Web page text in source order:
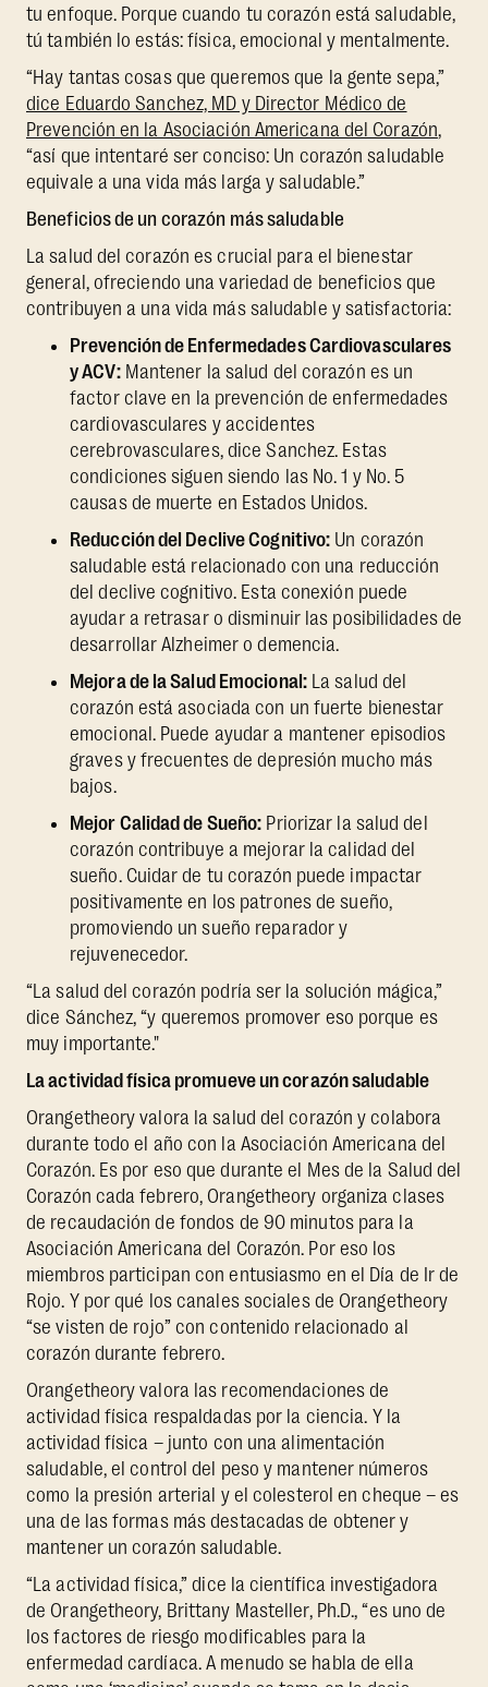
tu enfoque. Porque cuando tu corazón está saludable,
tú también lo estás: física, emocional y mentalmente.
“Hay tantas cosas que queremos que la gente sepa,”
dice Eduardo Sanchez, MD y Director Médico de
Prevención en la Asociación Americana del Corazón,
“así que intentaré ser conciso: Un corazón saludable
equivale a una vida más larga y saludable.”
Beneficios de un corazón más saludable
La salud del corazón es crucial para el bienestar
general, ofreciendo una variedad de beneficios que
contribuyen a una vida más saludable y satisfactoria:
Prevención de Enfermedades Cardiovasculares
y ACV:Mantener la salud del corazón es un
factor clave en la prevención de enfermedades
cardiovasculares y accidentes
cerebrovasculares, dice Sanchez. Estas
condiciones siguen siendo las No. 1 y No. 5
causas de muerte en Estados Unidos.
Reducción del Declive Cognitivo: Un corazón
saludable está relacionado con una reducción
del declive cognitivo. Esta conexión puede
ayudar a retrasar o disminuir las posibilidades de
desarrollar Alzheimer o demencia.
Mejora de la Salud Emocional:La salud del
corazón está asociada con un fuerte bienestar
emocional. Puede ayudar a mantener episodios
graves y frecuentes de depresión mucho más
bajos.
Mejor Calidad de Sueño: Priorizar la salud del
corazón contribuye a mejorar la calidad del
sueño. Cuidar de tu corazón puede impactar
positivamente en los patrones de sueño,
promoviendo un sueño reparador y
rejuvenecedor.
“La salud del corazón podría ser la solución mágica,”
dice Sánchez, “y queremos promover eso porque es
muy importante."
La actividad física promueve un corazón saludable
Orangetheory valora la salud del corazón y colabora
durante todo el año con la Asociación Americana del
Corazón. Es por eso que durante el Mes de la Salud del
Corazón cada febrero, Orangetheory organiza clases
de recaudación de fondos de 90 minutos para la
Asociación Americana del Corazón. Por eso los
miembros participan con entusiasmo en el Día de Ir de
Rojo. Y por qué los canales sociales de Orangetheory
“se visten de rojo” con contenido relacionado al
corazón durante febrero.
Orangetheory valora las recomendaciones de
actividad física respaldadas por la ciencia. Y la
actividad física – junto con una alimentación
saludable, el control del peso y mantener números
como la presión arterial y el colesterol en cheque – es
una de las formas más destacadas de obtener y
mantener un corazón saludable.
“La actividad física,” dice la científica investigadora
de Orangetheory, Brittany Masteller, Ph.D., “es uno de
los factores de riesgo modificables para la
enfermedad cardíaca. A menudo se habla de ella